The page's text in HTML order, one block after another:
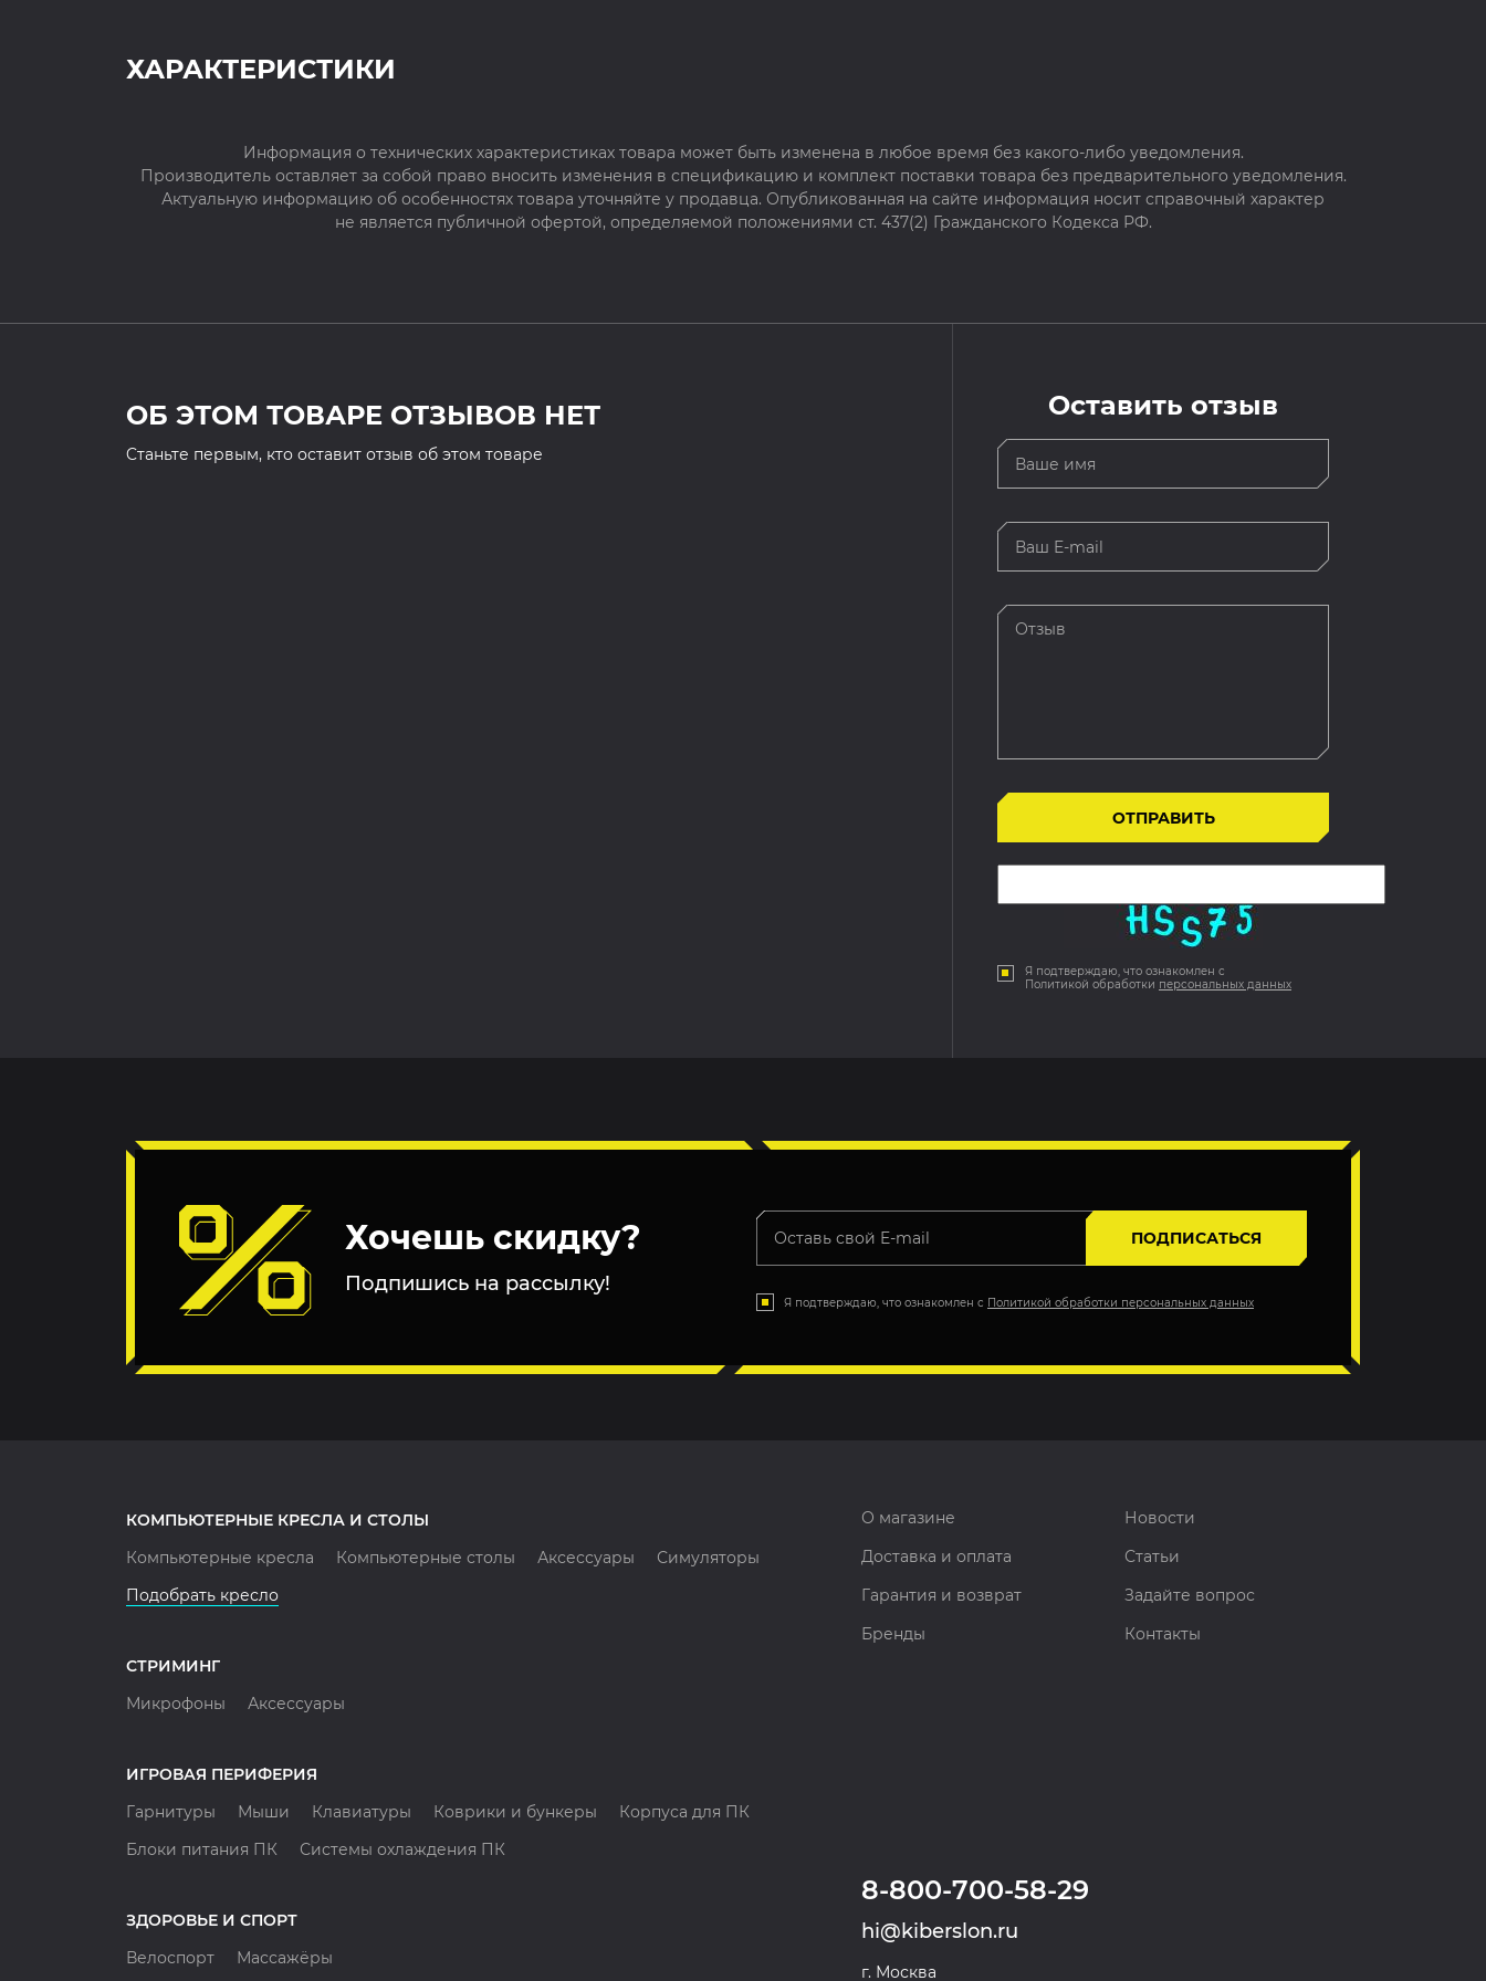
ХАРАКТЕРИСТИКИ
Информация о технических характеристиках товара может быть изменена в любое время без какого-либо уведомления.
Производитель оставляет за собой право вносить изменения в спецификацию и комплект поставки товара без предварительного уведомления.
Актуальную информацию об особенностях товара уточняйте у продавца. Опубликованная на сайте информация носит справочный характер
не является публичной офертой, определяемой положениями ст. 437(2) Гражданского Кодекса РФ.
ОБ ЭТОМ ТОВАРЕ ОТЗЫВОВ НЕТ
Cтаньте первым, кто оставит отзыв об этом товаре
Оставить отзыв
Я подтверждаю, что ознакомлен с
Политикой обработки персональных данных
Хочешь скидку?
Подпишись на рассылку!
ПОДПИСАТЬСЯ
Я подтверждаю, что ознакомлен с Политикой обработки персональных данных
КОМПЬЮТЕРНЫЕ КРЕСЛА И СТОЛЫ
Компьютерные кресла
Компьютерные столы Аксессуары
Симуляторы
Подобрать кресло
СТРИМИНГ
Микрофоны
Аксессуары
ИГРОВАЯ ПЕРИФЕРИЯ
Гарнитуры
Мыши Клавиатуры Коврики и бункеры
Корпуса для ПК
Блоки питания ПК
Системы охлаждения ПК
ЗДОРОВЬЕ И СПОРТ
Велоспорт
Массажёры
О магазине
Новости
Доставка и оплата
Статьи
Гарантия и возврат
Задайте вопрос
Бренды
Контакты
8-800-700-58-29
hi@kiberslon.ru
г. Москва